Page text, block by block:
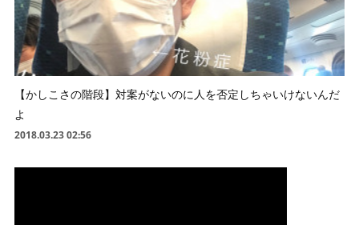
【かしこさの階段】対案がないのに人を否定しちゃいけないんだ
よ
2018.03.23 02:56